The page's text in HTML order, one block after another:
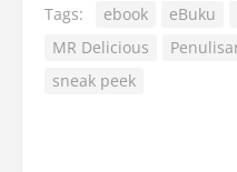
Tags: ebook eBuku
MR Delicious
sneak peek